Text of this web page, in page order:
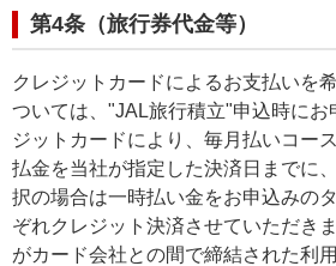
第4条（旅行券代金等）
クレジットカードによるお支払いを
ついては、"JAL旅行積立"申込時にお
ジットカードにより、毎月払いコー
払金を当社が指定した決済日までに
択の場合は一時払い金をお申込みの
ぞれクレジット決済させていただき
がカード会社との間で締結された利